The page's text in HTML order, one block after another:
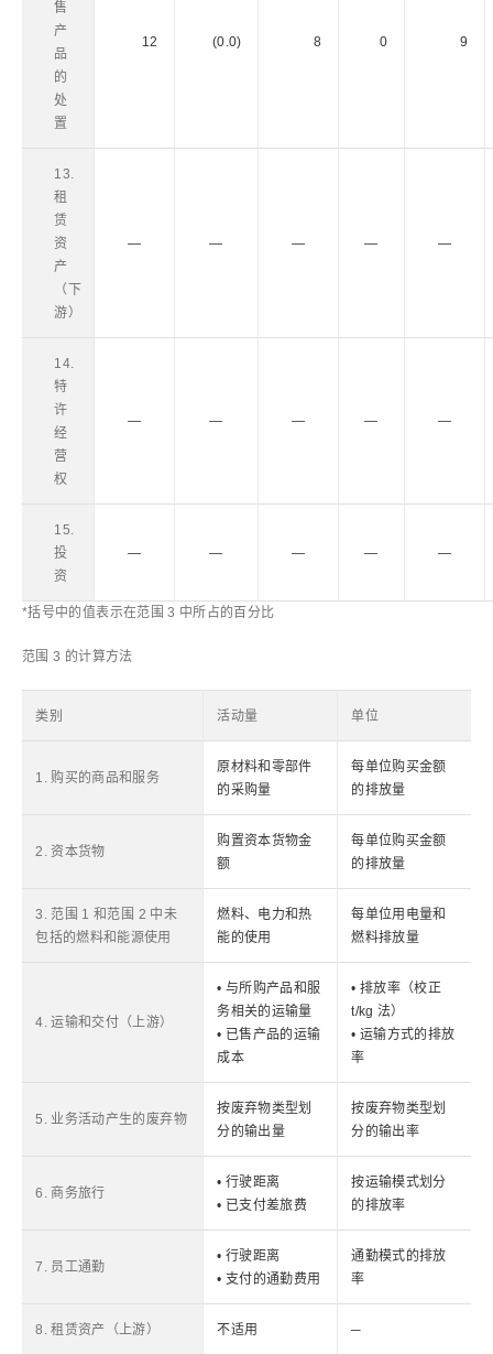
售
产
品
的
处
置
12 (0.0) 8 0 9
13.
租
赁
资
产
（下
游）
― ― ― ― ―
14.
特
许
经
营
权
― ― ― ― ―
15.
投
资
― ― ― ― ―
*括号中的值表示在范围 3 中所占的百分比
范围 3 的计算方法
类别 活动量 单位
1. 购买的商品和服务
原材料和零部件
的采购量
每单位购买金额
的排放量
2. 资本货物
购置资本货物金
额
每单位购买金额
的排放量
3. 范围 1 和范围 2 中未
包括的燃料和能源使用
燃料、电力和热
能的使用
每单位用电量和
燃料排放量
4. 运输和交付（上游）
• 与所购产品和服
务相关的运输量
• 已售产品的运输
成本
• 排放率（校正
t/kg 法）
• 运输方式的排放
率
5. 业务活动产生的废弃物
按废弃物类型划
分的输出量
按废弃物类型划
分的输出率
6. 商务旅行
• 行驶距离
• 已支付差旅费
按运输模式划分
的排放率
7. 员工通勤
• 行驶距离
• 支付的通勤费用
通勤模式的排放
率
8. 租赁资产（上游） 不适用 ─